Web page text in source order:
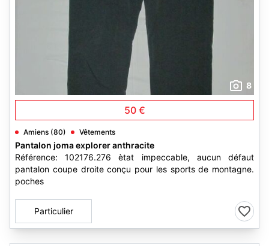
8
50 €
Amiens (80) Vêtements
Pantalon joma explorer anthracite
Référence: 102176.276 ètat impeccable, aucun défaut
pantalon coupe droite conçu pour les sports de montagne.
poches
Particulier